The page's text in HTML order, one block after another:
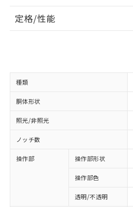
定格/性能
種類
胴体形状
照光/非照光
ノッチ数
操作部 操作部形状
操作部色
透明/不透明